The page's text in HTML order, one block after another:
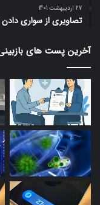
27 اردیبهشت 1401
تصاویری از سواری
آخرین پست های